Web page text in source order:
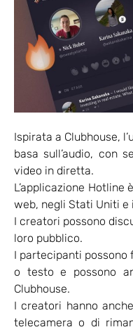
Ispirata a Clubhouse,
basa sull’audio, con
video in diretta.
L’applicazione
web, negli Stati Uniti e
I creatori possono
loro pubblico.
I partecipanti possono
o testo e possono
Clubhouse.
I creatori hanno
telecamera o di